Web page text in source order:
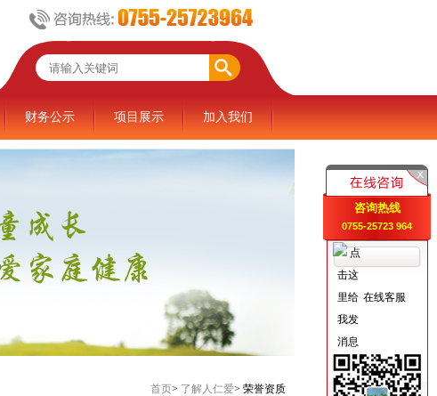
财务公示 项目展示 加入我们
首页> 了解人仁爱> 荣誉资质
咨询热线
0755-25723 964
在线客服